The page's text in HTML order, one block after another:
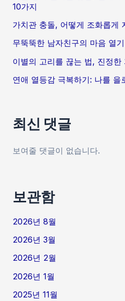
10가지
가치관 충돌, 어떻게 조화롭게
무뚝뚝한 남자친구의 마음 열
이별의 고리를 끊는 법, 진정한
연애 열등감 극복하기: 나를 을
최신 댓글
보여줄 댓글이 없습니다.
보관함
2026년 8월
2026년 3월
2026년 2월
2026년 1월
2025년 11월